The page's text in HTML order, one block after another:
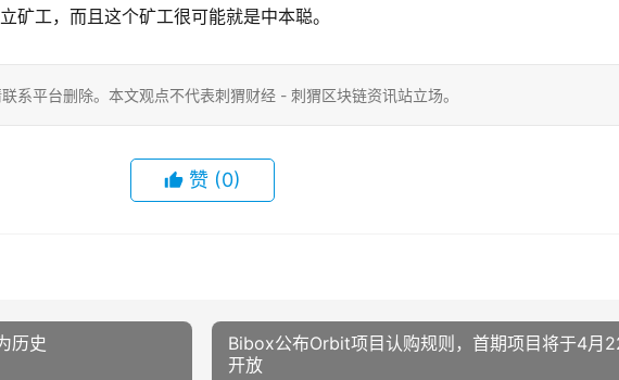
矿工，而且这个矿工很可能就是中本聪。
系平台删除。本文观点不代表刺猬财经 - 刺猬区块链资讯站立场。
赞 (0)
历史
Bibox公布Orbit项目认购规则，首期项目将于4月
开放